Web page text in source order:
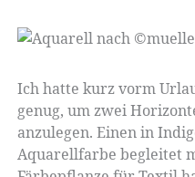
Ich hatte kurz vorm
genug, um zwei
anzulegen. Einen in
Aquarellfarbe begleitet